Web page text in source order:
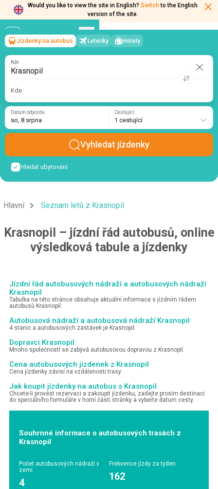
Would you like to view the site in English? Switch to the English
version of the site.
Krasnopil→
so, 8 srpna/1 cestující
Jízdenky na autobus Letenky Hotely
Kde
Kde
Datum odjezdu
so, 8 srpna
Cestující
1 cestující
Vyhledat jízdenky
Hledat ubytování
Hlavní Seznam letů z Krasnopil
Krasnopil – jízdní řád autobusů, online
výsledková tabule a jízdenky
Jízdní řád autobusových nádraží a autobusových nádraží
Krasnopil
Tabulka na této stránce obsahuje aktuální informace s jízdním řádem
autobusů Krasnopil.
Autobusová nádraží a autobusová nádraží Krasnopil
4 stanic a autobusových zastávek je Krasnopil.
Dopravci Krasnopil
Mnoho společností se zabývá autobusovou dopravou z Krasnopil.
Cena autobusových jízdenek z Krasnopil
Cena jízdenky závisí na vzdálenosti trasy.
Jak koupit jízdenky na autobus s Krasnopil
Chcete-li provést rezervaci a zakoupit jízdenku, zadejte prosím destinaci
do speciálního formuláře v horní části stránky a vyberte datum cesty.
Souhrnné informace o autobusových trasách z
Krasnopil
Počet autobusových nádraží v
zemi
4
Frekvence jízdy za týden
162